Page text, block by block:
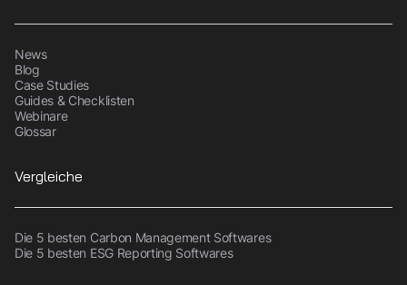
News
Blog
Case Studies
Guides & Checklisten
Webinare
Glossar
Vergleiche
Die 5 besten Carbon Management Softwares
Die 5 besten ESG Reporting Softwares